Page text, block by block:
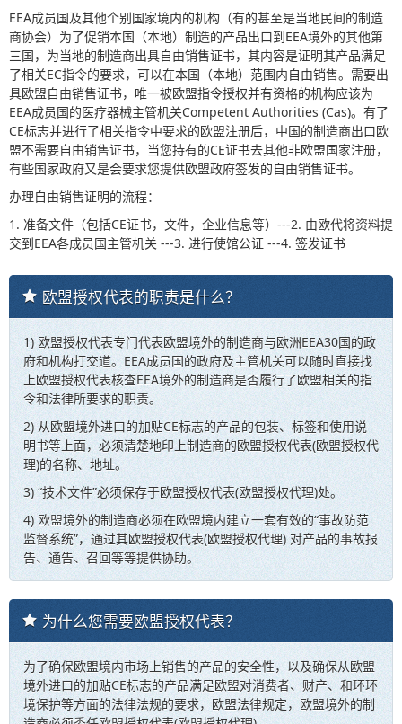
EEA成员国及其他个别国家境内的机构（有的甚至是当地民间的制造
商协会）为了促销本国（本地）制造的产品出口到EEA境外的其他第
三国，为当地的制造商出具自由销售证书，其内容是证明其产品满足
了相关EC指令的要求，可以在本国（本地）范围内自由销售。需要出
具欧盟自由销售证书，唯一被欧盟指令授权并有资格的机构应该为
EEA成员国的医疗器械主管机关Competent Authorities (Cas)。有了
CE标志并进行了相关指令中要求的欧盟注册后，中国的制造商出口欧
盟不需要自由销售证书，当您持有的CE证书去其他非欧盟国家注册，
有些国家政府又是会要求您提供欧盟政府签发的自由销售证书。
办理自由销售证明的流程：
1. 准备文件（包括CE证书，文件，企业信息等）---2. 由欧代将资料提
交到EEA各成员国主管机关 ---3. 进行使馆公证 ---4. 签发证书
欧盟授权代表的职责是什么？
1) 欧盟授权代表专门代表欧盟境外的制造商与欧洲EEA30国的政
府和机构打交道。EEA成员国的政府及主管机关可以随时直接找
上欧盟授权代表核查EEA境外的制造商是否履行了欧盟相关的指
令和法律所要求的职责。
2) 从欧盟境外进口的加贴CE标志的产品的包装、标签和使用说
明书等上面，必须清楚地印上制造商的欧盟授权代表(欧盟授权代
理)的名称、地址。
3) “技术文件”必须保存于欧盟授权代表(欧盟授权代理)处。
4) 欧盟境外的制造商必须在欧盟境内建立一套有效的“事故防范
监督系统”，通过其欧盟授权代表(欧盟授权代理) 对产品的事故报
告、通告、召回等等提供协助。
为什么您需要欧盟授权代表？
为了确保欧盟境内市场上销售的产品的安全性，以及确保从欧盟
境外进口的加贴CE标志的产品满足欧盟对消费者、财产、和环环
境保护等方面的法律法规的要求，欧盟法律规定，欧盟境外的制